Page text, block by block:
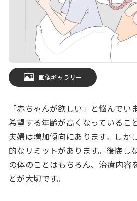
画像ギャラリー
「赤ちゃんが欲しい」と悩んでい
希望する年齢が高くなっているこ
夫婦は増加傾向にあります。しか
的なリミットがあります。後悔し
の体のことはもちろん、治療内容
とが大切です。